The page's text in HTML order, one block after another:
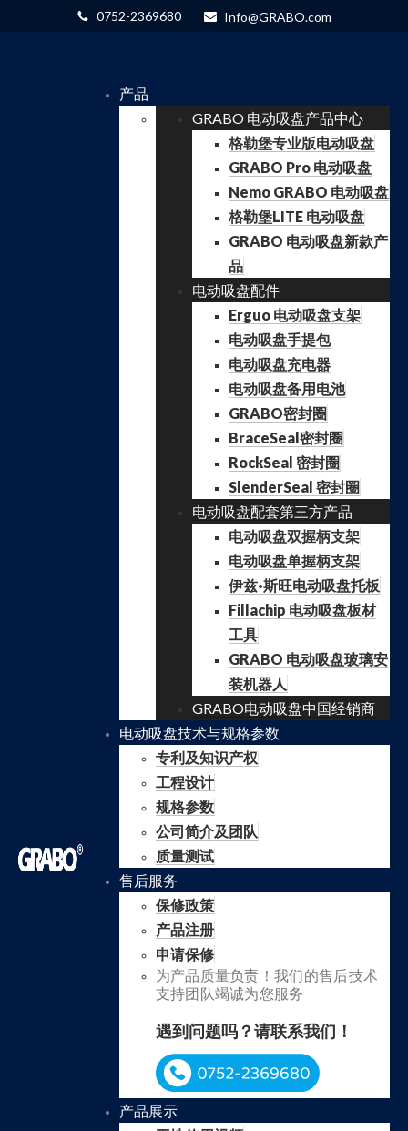
0752-2369680 Info@GRABO.com
产品
GRABO 电动吸盘产品中心
格勒堡专业版电动吸盘
GRABO Pro 电动吸盘
Nemo GRABO 电动吸盘
格勒堡LITE 电动吸盘
GRABO 电动吸盘新款产
品
电动吸盘配件
Erguo 电动吸盘支架
电动吸盘手提包
电动吸盘充电器
电动吸盘备用电池
GRABO密封圈
BraceSeal密封圈
RockSeal 密封圈
SlenderSeal 密封圈
电动吸盘配套第三方产品
电动吸盘双握柄支架
电动吸盘单握柄支架
伊兹·斯旺电动吸盘托板
Fillachip 电动吸盘板材
工具
GRABO 电动吸盘玻璃安
装机器人
GRABO电动吸盘中国经销商
电动吸盘技术与规格参数
专利及知识产权
工程设计
规格参数
公司简介及团队
质量测试
售后服务
保修政策
产品注册
申请保修
为产品质量负责！我们的售后技术
支持团队竭诚为您服务
遇到问题吗？请联系我们！
产品展示